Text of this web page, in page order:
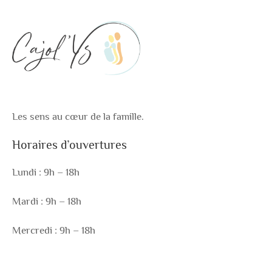
Les sens au cœur de la famille.
Horaires d’ouvertures
Lundi : 9h – 18h
Mardi : 9h – 18h
Mercredi : 9h – 18h